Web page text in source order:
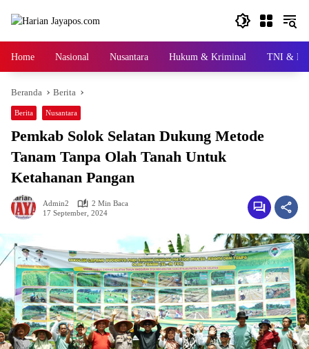
Home Nasional Nusantara Hukum & Kriminal TNI &
Beranda Berita
Berita Nusantara
Pemkab Solok Selatan Dukung Metode
Tanam Tanpa Olah Tanah Untuk
Ketahanan Pangan
Admin2
2 Min Baca
17 September, 2024